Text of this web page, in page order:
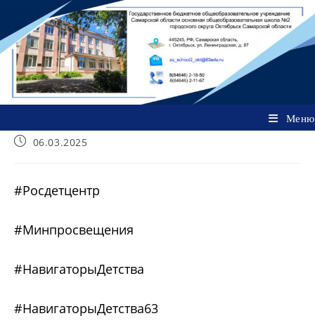
содержимому
Меню
Запись06.03.2025
#Росдетцентр
#Минпросвещения
#НавигаторыДетства
#НавигаторыДетства63